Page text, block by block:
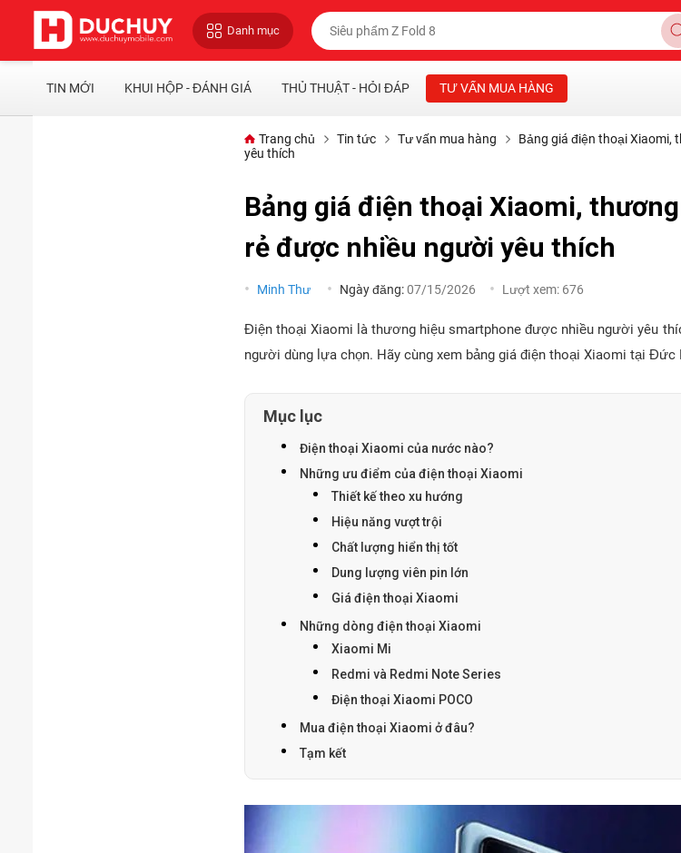
Danh mục
TIN MỚI KHUI HỘP - ĐÁNH GIÁ THỦ THUẬT - HỎI ĐÁP TƯ VẤN MUA HÀNG
Trang chủ Tin tức Tư vấn mua hàng
Bảng giá điện thoại
yêu thích
Bảng giá điện thoại Xiaomi,
rẻ được nhiều người yêu thích
Minh Thư Ngày đăng:07/15/2026 Lượt xem: 676
Điện thoại Xiaomi là thương hiệu smartphone được nhiều người yêu
người dùng lựa chọn. Hãy cùng xem bảng giá điện thoại Xiaomi tại Đức
Mục lục
Điện thoại Xiaomi của nước nào?
Những ưu điểm của điện thoại Xiaomi
Thiết kế theo xu hướng
Hiệu năng vượt trội
Chất lượng hiển thị tốt
Dung lượng viên pin lớn
Giá điện thoại Xiaomi
Những dòng điện thoại Xiaomi
Xiaomi Mi
Redmi và Redmi Note Series
Điện thoại Xiaomi POCO
Mua điện thoại Xiaomi ở đâu?
Tạm kết